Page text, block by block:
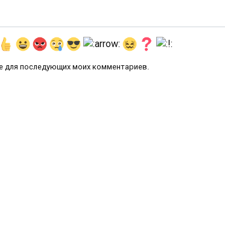
для последующих моих комментариев.